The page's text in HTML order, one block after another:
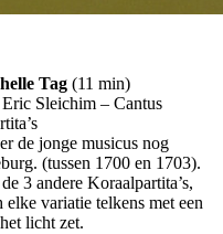
Tag (11 min)
Sleichim – Cantus
de jonge musicus nog
(tussen 1700 en 1703).
3 andere Koraalpartita’s,
variatie telkens met een
licht zet.